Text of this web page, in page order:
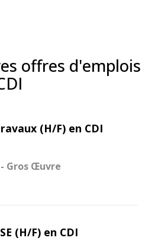
offres d'emplois
(H/F) en CDI
Gros Œuvre
(H/F) en CDI